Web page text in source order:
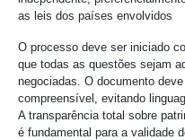
as leis dos países envolvidos
O processo deve ser iniciado
que todas as questões sejam
negociadas. O documento
compreensível, evitando
A transparência total sobre
é fundamental para a validade